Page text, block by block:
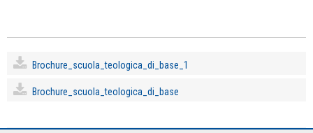
Brochure_scuola_teologica_di_base_1
Brochure_scuola_teologica_di_base